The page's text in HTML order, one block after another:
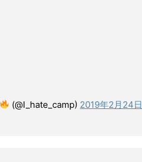
(@I_hate_camp) 2019年2月24日